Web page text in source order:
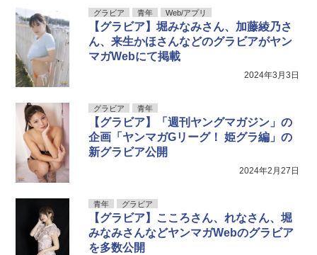
グラビア 青年 Web/アプリ
【グラビア】堀みなみさん、加藤綾乃さ
ん、来生かほさんなどのグラビアがヤン
マガWebにて掲載
2024年3月3日
グラビア 青年
【グラビア】「週刊ヤングマガジン」の
企画「ヤンマガGリーグ！ 姫グラ編」の
新グラビア公開
2024年2月27日
青年 グラビア
【グラビア】こころさん、れなさん、堀
みなみさんなどヤンマガWebのグラビア
を多数公開